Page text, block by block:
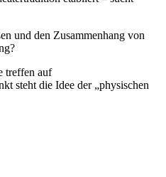
und den Zusammenhang von
treffen auf
steht die Idee der „physischen